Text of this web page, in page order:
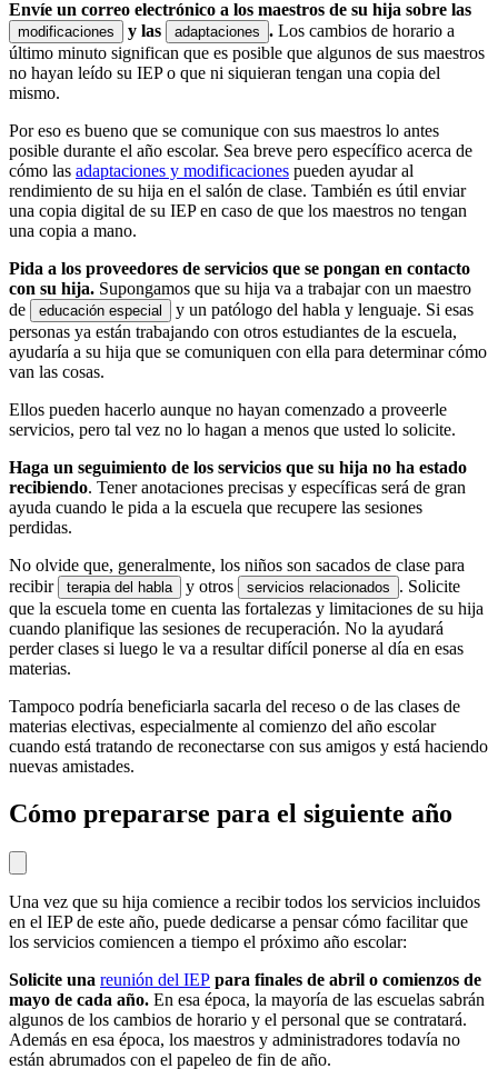
Envíe un correo electrónico a los maestros de su hija sobre las
modificaciones y las adaptaciones . Los cambios de horario a
último minuto significan que es posible que algunos de sus maestros
no hayan leído su IEP o que ni siquieran tengan una copia del
mismo.
Por eso es bueno que se comunique con sus maestros lo antes
posible durante el año escolar. Sea breve pero específico acerca de
cómo las adaptaciones y modificaciones pueden ayudar al
rendimiento de su hija en el salón de clase. También es útil enviar
una copia digital de su IEP en caso de que los maestros no tengan
una copia a mano.
Pida a los proveedores de servicios que se pongan en contacto
con su hija. Supongamos que su hija va a trabajar con un maestro
de
educación especial
y un patólogo del habla y lenguaje. Si esas
personas ya están trabajando con otros estudiantes de la escuela,
ayudaría a su hija que se comuniquen con ella para determinar cómo
van las cosas.
Ellos pueden hacerlo aunque no hayan comenzado a proveerle
servicios, pero tal vez no lo hagan a menos que usted lo solicite.
Haga un seguimiento de los servicios que su hija no ha estado
recibiendo. Tener anotaciones precisas y específicas será de gran
ayuda cuando le pida a la escuela que recupere las sesiones
perdidas.
No olvide que, generalmente, los niños son sacados de clase para
recibir
terapia del habla y otros servicios relacionados
. Solicite
que la escuela tome en cuenta las fortalezas y limitaciones de su hija
cuando planifique las sesiones de recuperación. No la ayudará
perder clases si luego le va a resultar difícil ponerse al día en esas
materias.
Tampoco podría beneficiarla sacarla del receso o de las clases de
materias electivas, especialmente al comienzo del año escolar
cuando está tratando de reconectarse con sus amigos y está haciendo
nuevas amistades.
Cómo prepararse para el siguiente año
Una vez que su hija comience a recibir todos los servicios incluidos
en el IEP de este año, puede dedicarse a pensar cómo facilitar que
los servicios comiencen a tiempo el próximo año escolar:
Solicite una reunión del IEP para finales de abril o comienzos de
mayo de cada año. En esa época, la mayoría de las escuelas sabrán
algunos de los cambios de horario y el personal que se contratará.
Además en esa época, los maestros y administradores todavía no
están abrumados con el papeleo de fin de año.